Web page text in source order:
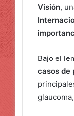
Visión,
Bajo el
casos de